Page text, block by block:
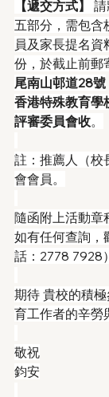
【遞交方式】
五部分，需包含
員及家長提名
份，於截止前郵
尾南山邨道28號
香港特殊教育學
評審委員會收。
註：推薦人（校
會會員。
隨函附上活動章
如有任何查詢，
話：2778 7928
期待 貴校的積
育工作者的辛勞
敬祝
鈞安